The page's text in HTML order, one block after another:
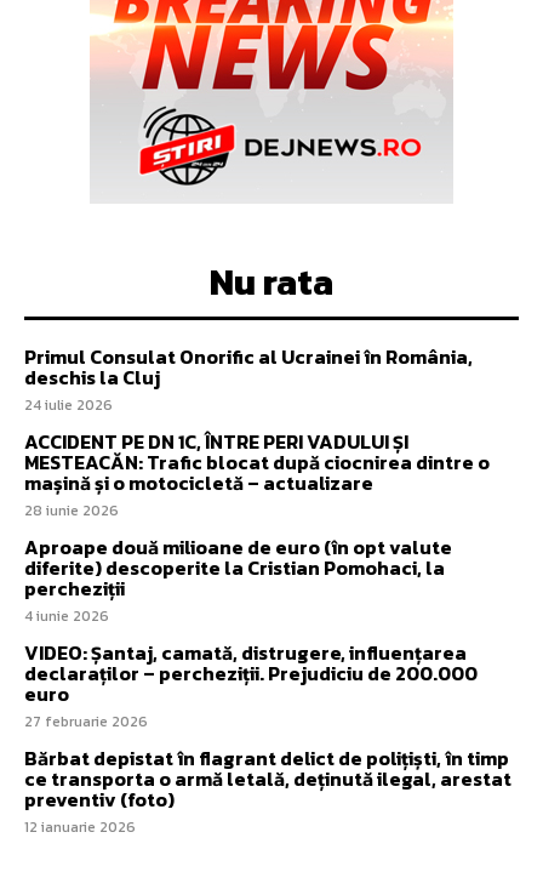
Nu rata
Primul Consulat Onorific al Ucrainei în România,
deschis la Cluj
24 iulie 2026
ACCIDENT PE DN 1C, ÎNTRE PERI VADULUI ȘI
MESTEACĂN: Trafic blocat după ciocnirea dintre o
mașină și o motocicletă – actualizare
28 iunie 2026
Aproape două milioane de euro (în opt valute
diferite) descoperite la Cristian Pomohaci, la
percheziții
4 iunie 2026
VIDEO: Șantaj, camată, distrugere, influențarea
declaraților – percheziții. Prejudiciu de 200.000
euro
27 februarie 2026
Bărbat depistat în flagrant delict de polițiști, în timp
ce transporta o armă letală, deținută ilegal, arestat
preventiv (foto)
12 ianuarie 2026